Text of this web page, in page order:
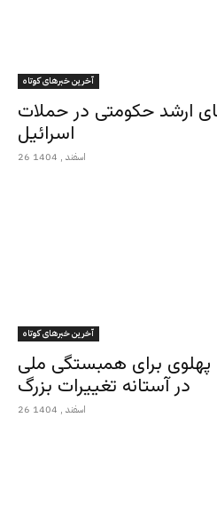
آخرین خبرهای کوتاه
ارشد حکومتی در حملات
اسرائیل
26 اسفند , 1404
آخرین خبرهای کوتاه
پهلوی برای همبستگی ملی
در آستانه تغییرات بزرگ
26 اسفند , 1404